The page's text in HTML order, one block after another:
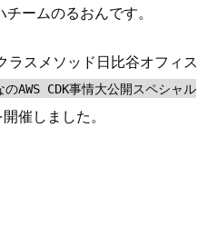
ームのるおんです。
ラスメソッド日比谷オフィス
AWS CDK事情大公開スペシャル
催しました。